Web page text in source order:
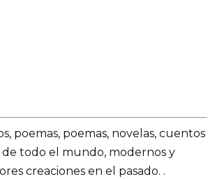
poemas, poemas, novelas, cuentos
de todo el mundo, modernos y
creaciones en el pasado. .